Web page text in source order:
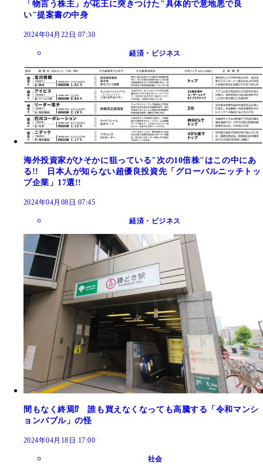
「物言う株主」が花王に突きつけた"具体的で意地悪で良
い"提案書の中身
2024年04月22日 07:30
経済・ビジネス
海外投資家がひそかに狙っている"次の10倍株"はこの中にあ
る!! 日本人が知らない超優良投資先「グローバルニッチトッ
プ企業」17選!!
2024年04月08日 07:45
経済・ビジネス
間もなく終焉⁉ 誰も買えなくなっても高騰する「令和マンシ
ョンバブル」の怪
2024年04月18日 17:00
社会